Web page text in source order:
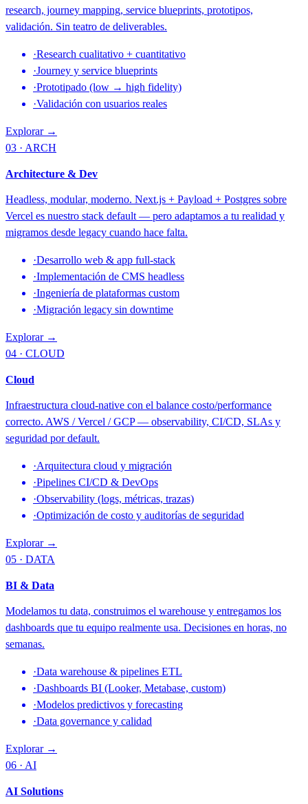
research, journey mapping, service blueprints, prototipos,
validación. Sin teatro de deliverables.
·Research cualitativo + cuantitativo
·Journey y service blueprints
·Prototipado (low → high fidelity)
·Validación con usuarios reales
Explorar →
03 · ARCH
Architecture & Dev
Headless, modular, moderno. Next.js + Payload + Postgres sobre
Vercel es nuestro stack default — pero adaptamos a tu realidad y
migramos desde legacy cuando hace falta.
·Desarrollo web & app full-stack
·Implementación de CMS headless
·Ingeniería de plataformas custom
·Migración legacy sin downtime
Explorar →
04 · CLOUD
Cloud
Infraestructura cloud-native con el balance costo/performance
correcto. AWS / Vercel / GCP — observability, CI/CD, SLAs y
seguridad por default.
·Arquitectura cloud y migración
·Pipelines CI/CD & DevOps
·Observability (logs, métricas, trazas)
·Optimización de costo y auditorías de seguridad
Explorar →
05 · DATA
BI & Data
Modelamos tu data, construimos el warehouse y entregamos los
dashboards que tu equipo realmente usa. Decisiones en horas, no
semanas.
·Data warehouse & pipelines ETL
·Dashboards BI (Looker, Metabase, custom)
·Modelos predictivos y forecasting
·Data governance y calidad
Explorar →
06 · AI
AI Solutions